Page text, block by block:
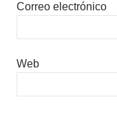
Correo electrónico
Web